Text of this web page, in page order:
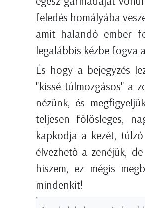
feledés homályába
amit halandó ember
legalábbis kézbe fogva
És hogy a bejegyzés
"kissé túlmozgásos" a
nézünk, és
teljesen fölösleges,
kapkodja a kezét,
élvezhető a zenéjük,
hiszem, ez mégis
mindenkit!